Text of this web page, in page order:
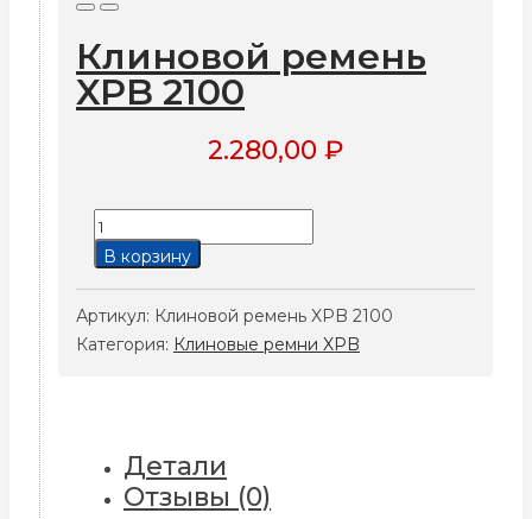
Клиновой ремень
XPB 2100
2.280,00 ₽
Количество
товара
ремень
XPB
В корзину
Артикул: Клиновой ремень XPB 2100
Категория: Клиновые ремни XPB
Детали
Отзывы (0)